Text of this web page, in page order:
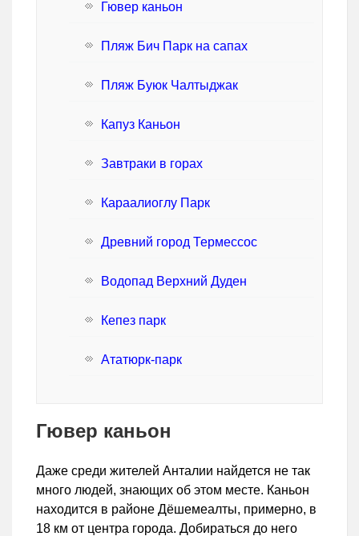
Гювер каньон
Пляж Бич Парк на сапах
Пляж Буюк Чалтыджак
Капуз Каньон
Завтраки в горах
Караалиоглу Парк
Древний город Термессос
Водопад Верхний Дуден
Кепез парк
Ататюрк-парк
Гювер каньон
Даже среди жителей Анталии найдется не так
много людей, знающих об этом месте. Каньон
находится в районе Дёшемеалты, примерно, в
18 км от центра города. Добираться до него